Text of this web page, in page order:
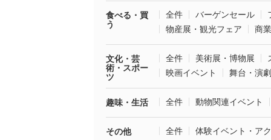
食べる・買
う
全件 バーゲンセール
物産展・観光フェア
商
文化・芸
術・スポー
ツ
全件 美術展・博物展
映画イベント
舞台・演劇
趣味・生活 全件 動物関連イベント
その他 全件 体験イベント・ア